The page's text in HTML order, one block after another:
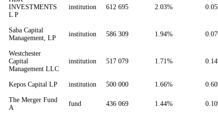
INVESTMENTS
L P
institution 612 695 2.03%
Saba Capital
Management, LP
institution 586 309 1.94%
Westchester
Capital
Management LLC
institution 517 079 1.71%
Kepos Capital LP institution 500 000 1.66%
The Merger Fund
A
fund 436 069 1.44%